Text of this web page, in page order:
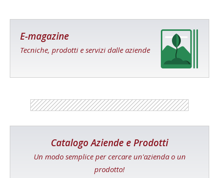
E-magazine
Tecniche, prodotti e servizi dalle aziende
Catalogo Aziende e Prodotti
Un modo semplice per cercare un'azienda o un
prodotto!